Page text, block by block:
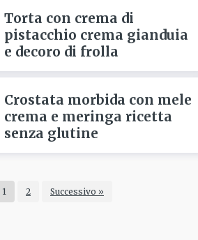
Torta con crema di
pistacchio crema gianduia
e decoro di frolla
Crostata morbida con mele
crema e meringa ricetta
senza glutine
1 2 Successivo »